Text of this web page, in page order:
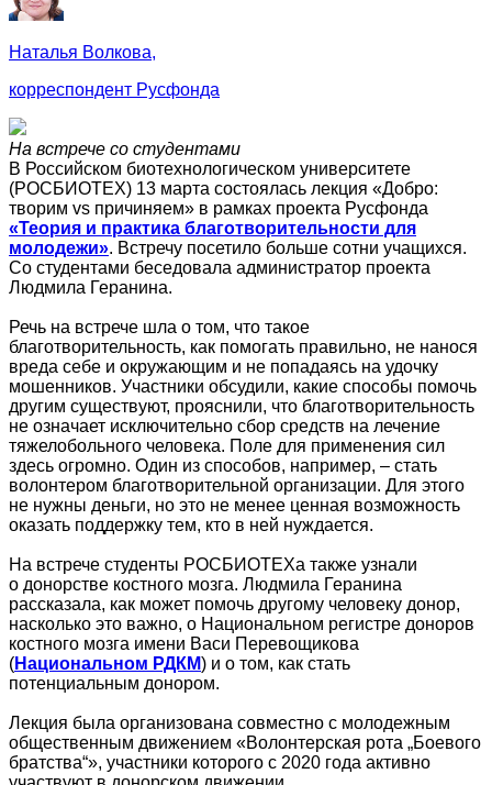
Наталья Волкова,
корреспондент Русфонда
На встрече со студентами
В Российском биотехнологическом университете
(РОСБИОТЕХ) 13 марта состоялась лекция «Добро:
творим vs причиняем» в рамках проекта Русфонда
«Теория и практика благотворительности для
молодежи». Встречу посетило больше сотни учащихся.
Со студентами беседовала администратор проекта
Людмила Геранина.
Речь на встрече шла о том, что такое
благотворительность, как помогать правильно, не нанося
вреда себе и окружающим и не попадаясь на удочку
мошенников. Участники обсудили, какие способы помочь
другим существуют, прояснили, что благотворительность
не означает исключительно сбор средств на лечение
тяжелобольного человека. Поле для применения сил
здесь огромно. Один из способов, например, – стать
волонтером благотворительной организации. Для этого
не нужны деньги, но это не менее ценная возможность
оказать поддержку тем, кто в ней нуждается.
На встрече студенты РОСБИОТЕХа также узнали
о донорстве костного мозга. Людмила Геранина
рассказала, как может помочь другому человеку донор,
насколько это важно, о Национальном регистре доноров
костного мозга имени Васи Перевощикова
(Национальном РДКМ) и о том, как стать
потенциальным донором.
Лекция была организована совместно с молодежным
общественным движением «Волонтерская рота „Боевого
братства“», участники которого с 2020 года активно